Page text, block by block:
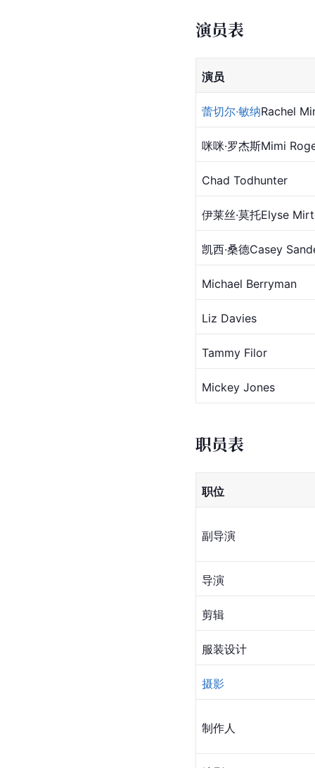
演员表
演员
蕾切尔·敏纳Rachel
咪咪·罗杰斯Mimi
Chad Todhunter
伊莱丝·莫托Elyse
凯西·桑德Casey
Michael Berryman
Liz Davies
Tammy Filor
Mickey Jones
职员表
职位
副导演
导演
剪辑
服装设计
摄影
制作人